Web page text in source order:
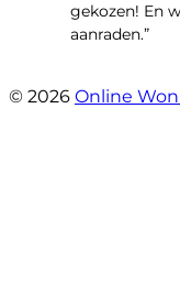
gekozen! En
aanraden.”
© 2026 Online